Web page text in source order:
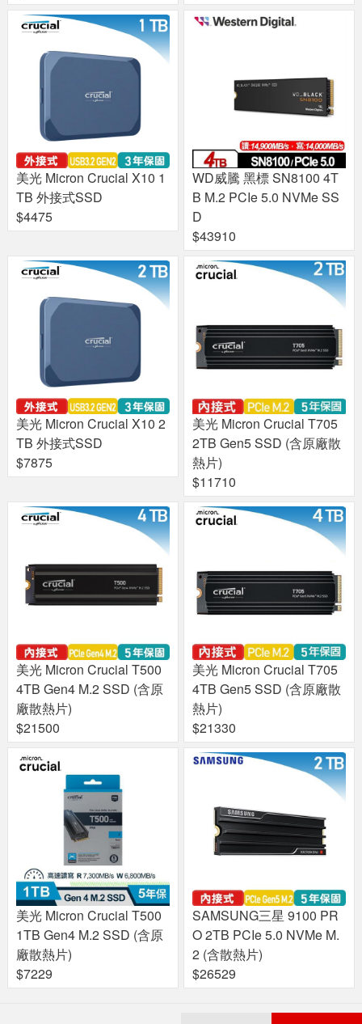
美光 Micron Crucial X10 1
TB 外接式SSD
$4475
WD威騰 黑標 SN8100 4T
B M.2 PCIe 5.0 NVMe SS
D
$43910
美光 Micron Crucial X10 2
TB 外接式SSD
$7875
美光 Micron Crucial T705
2TB Gen5 SSD (含原廠散
熱片)
$11710
美光 Micron Crucial T500
4TB Gen4 M.2 SSD (含原
廠散熱片)
$21500
美光 Micron Crucial T705
4TB Gen5 SSD (含原廠散
熱片)
$21330
美光 Micron Crucial T500
1TB Gen4 M.2 SSD (含原
廠散熱片)
$7229
SAMSUNG三星 9100 PR
O 2TB PCIe 5.0 NVMe M.
2 (含散熱片)
$26529